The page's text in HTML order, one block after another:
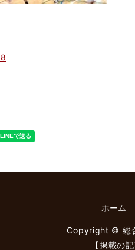
ホーム
Copyright © 総
【掲載の